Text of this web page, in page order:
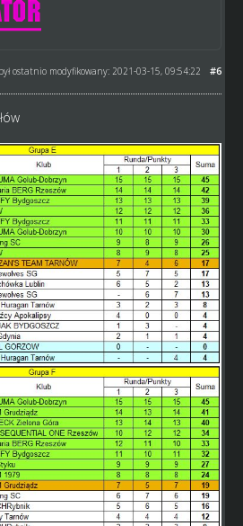
#6
ostatnio modyfikowany: 2021-03-15, 09:54:22